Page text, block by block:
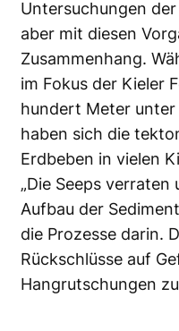
Untersuchungen
aber mit diesen
Zusammenhang.
im Fokus der Kieler
hundert Meter unter
haben sich die
Erdbeben in vielen
„Die Seeps
Aufbau der
die Prozesse darin.
Rückschlüsse auf
Hangrutschungen